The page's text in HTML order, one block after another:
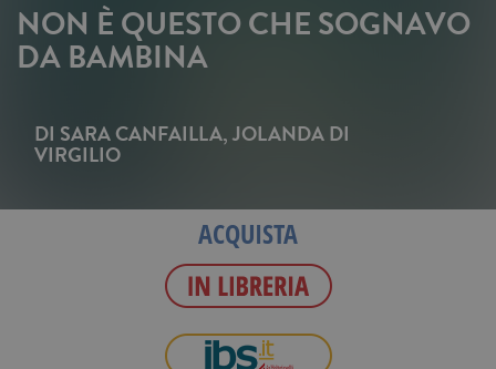
NON È QUESTO CHE SOGNAVO
DA BAMBINA
DI SARA CANFAILLA,JOLANDA DI
VIRGILIO
ACQUISTA